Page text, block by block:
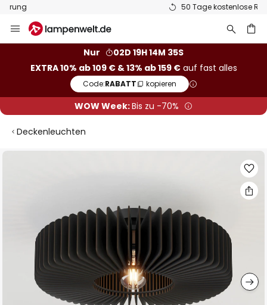
50 Tage kostenlose Retoure
Inhalt
Nur
02D 19H 14M 35S
EXTRA 10% ab 109 € & 13% ab 159 €auf fast alles
Code:RABATT kopieren
WOW Week:Bis zu -70%
Deckenleuchten
Zum